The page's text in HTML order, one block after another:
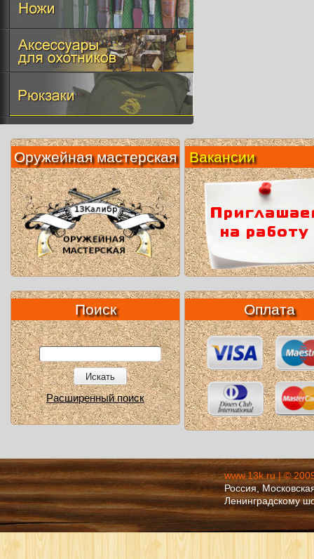
Оружейная мастерскаяВакансии
Поиск
Искать
Расширенный поиск
Оплата
www.13k.ru | ©
Россия,
Ленинградскому